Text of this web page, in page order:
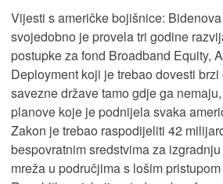
Vijesti s američke bojišnice:
svojedobno je provela tri godine
postupke za fond Broadband Equity,
Deployment koji je trebao dovesti brzi
savezne države tamo gdje ga
planove koje je podnijela svaka
Zakon je trebao raspodijeliti 42
bespovratnim sredstvima za
mreža u područjima s lošim